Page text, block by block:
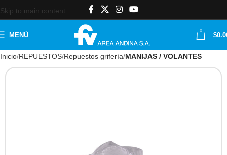
Skip to main content
MENÚ
0
$
Inicio REPUESTOS Repuestos grifería MANIJAS / VOLANTES